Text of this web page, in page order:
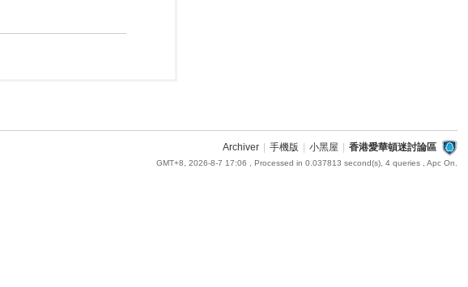
Archiver 手機版 小黑屋 香港愛華頓迷討論區
GMT+8, 2026-8-7 17:06 , Processed in 0.037813 second(s), 4 queries , Apc On.